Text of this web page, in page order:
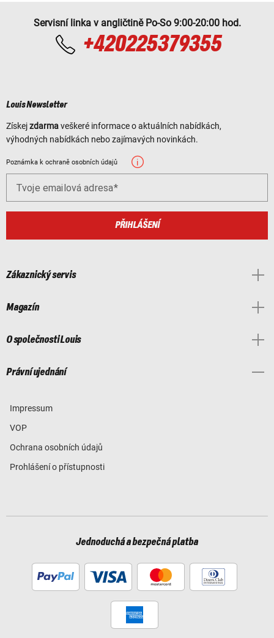
Servisní linka v angličtině Po-So 9:00-20:00 hod.
+420225379355
Louis Newsletter
Získejzdarmaveškeré informace o aktuálních nabídkách,
výhodných nabídkách nebo zajímavých novinkách.
Poznámka k ochraně osobních údajů
Tvoje emailová adresa
PŘIHLÁŠENÍ
Zákaznický servis
Magazín
O společnosti Louis
Právní ujednání
Impressum
VOP
Ochrana osobních údajů
Prohlášení o přístupnosti
Jednoduchá a bezpečná platba